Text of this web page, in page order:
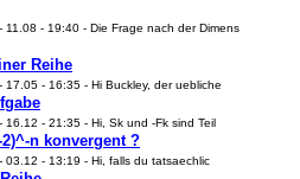
- 11.08 - 19:40 - Die Frage nach der Dimens
Reihe
- 17.05 - 16:35 - Hi Buckley, der uebliche
- 16.12 - 21:35 - Hi, Sk und -Fk sind Teil
2)^-n konvergent ?
- 03.12 - 13:19 - Hi, falls du tatsaechlic